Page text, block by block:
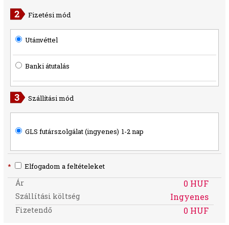
Fizetési mód
Utánvéttel
Banki átutalás
Szállítási mód
GLS futárszolgálat (ingyenes) 1-2 nap
* Elfogadom a feltételeket
Ár 0 HUF
Szállítási költség Ingyenes
Fizetendő 0 HUF